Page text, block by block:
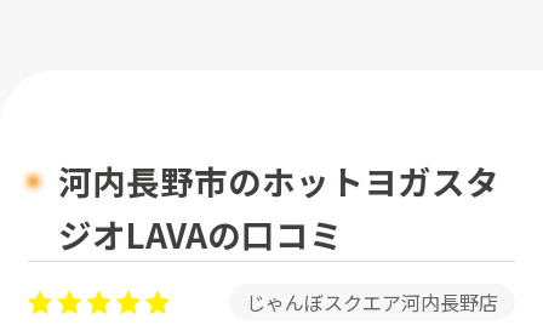
河内長野市のホットヨガスタ
ジオLAVAの口コミ
じゃんぼスクエア河内長野店